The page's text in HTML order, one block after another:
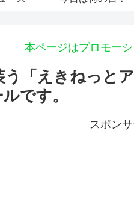
本ページはプロモー
う「えきねっと
です。
スポン